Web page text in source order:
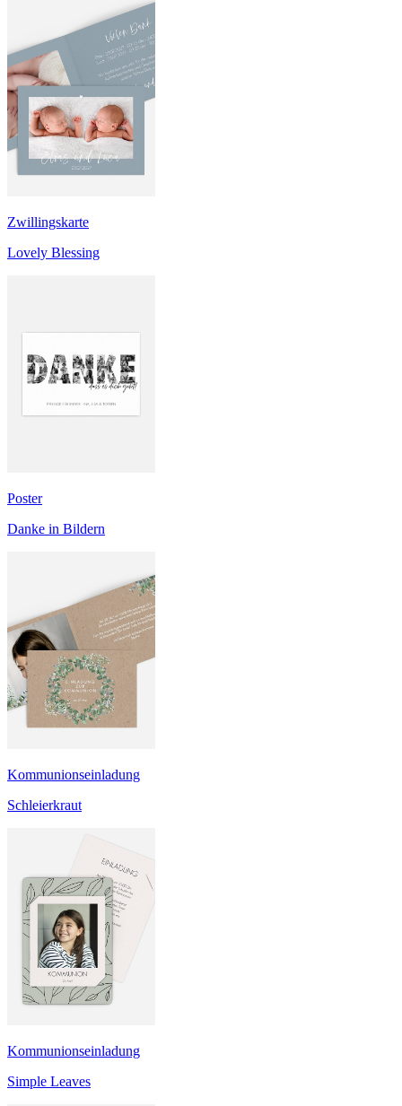
Zwillingskarte
Lovely Blessing
Poster
Danke in Bildern
Kommunionseinladung
Schleierkraut
Kommunionseinladung
Simple Leaves